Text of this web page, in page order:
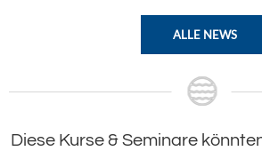
ALLE NEWS
Diese Kurse & Seminare